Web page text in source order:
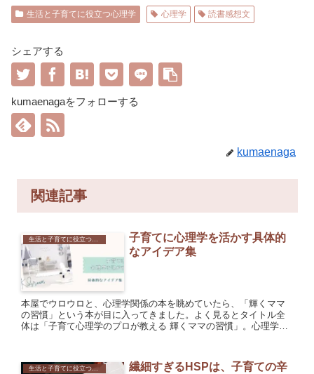
生活と子育てに役立つ心理学 心理学 読書感想文
シェアする
kumaenagaをフォローする
kumaenaga
関連記事
生活と子育てに役立つ心理学
子育てに心理学を活かす具体的
なアイデア集
本屋でウロウロと、心理学関係の本を眺めていたら、「輝くママ
の習慣」という本が目に入ってきました。よく見るとタイトル全
体は「子育て心理学のプロが教える 輝くママの習慣」。心理学が
生活と子育てに役立つ心理学
繊細すぎるHSPは、子育ての辛